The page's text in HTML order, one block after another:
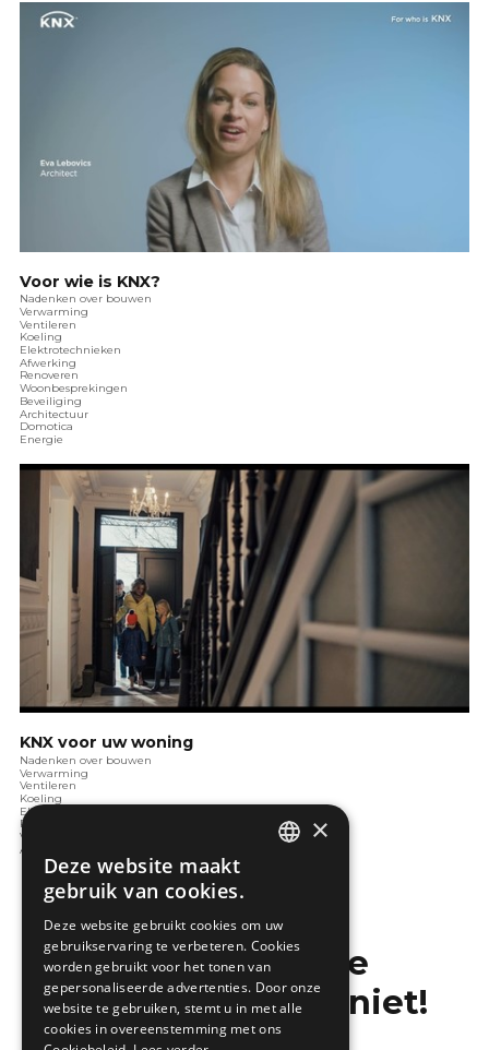
Voor wie is KNX?
Nadenken over bouwen
Verwarming
Ventileren
Koeling
Elektrotechnieken
Afwerking
Renoveren
Woonbesprekingen
Beveiliging
Architectuur
Domotica
Energie
KNX voor uw woning
Nadenken over bouwen
Verwarming
Ventileren
Koeling
Elektrotechnieken
Renoveren
Verlichting
Audio en video
Mis de laatste
bouwnieuwtjes niet!
×
Deze website maakt
gebruik van cookies.
Deze website gebruikt cookies om uw
gebruikservaring te verbeteren. Cookies
worden gebruikt voor het tonen van
gepersonaliseerde advertenties. Door onze
website te gebruiken, stemt u in met alle
cookies in overeenstemming met ons